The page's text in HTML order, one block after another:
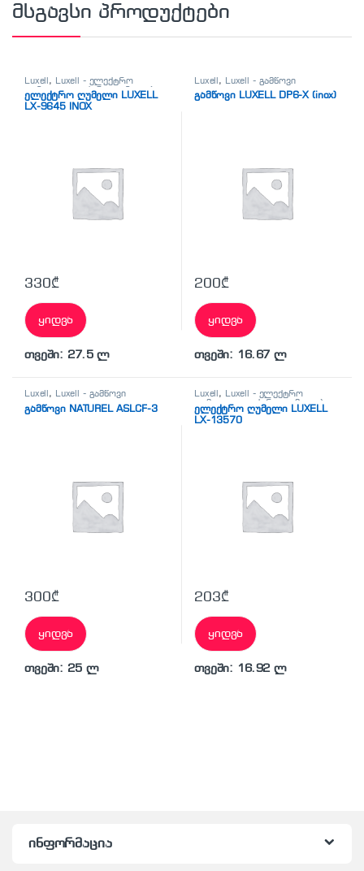
მსგავსი პროდუქტები
Luxell , Luxell - ელექტრო
ღუმელი, ელექტრო ღუმელები
ელექტრო ღუმელი LUXELL
LX-9645 INOX
330₾
ყიდვა
თვეში: 27.5 ლ
Luxell , Luxell - გამწოვი
გამწოვი LUXELL DP6-X (inox)
200₾
ყიდვა
თვეში: 16.67 ლ
Luxell, Luxell - გამწოვი
გამწოვი NATUREL ASLCF-3
300₾
ყიდვა
თვეში: 25 ლ
Luxell, Luxell - ელექტრო
ღუმელი, ელექტრო ღუმელები
ელექტრო ღუმელი LUXELL
LX-13570
203₾
ყიდვა
თვეში: 16.92 ლ
ინფორმაცია